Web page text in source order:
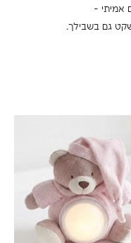
אמיתי –
גם בשבילך.